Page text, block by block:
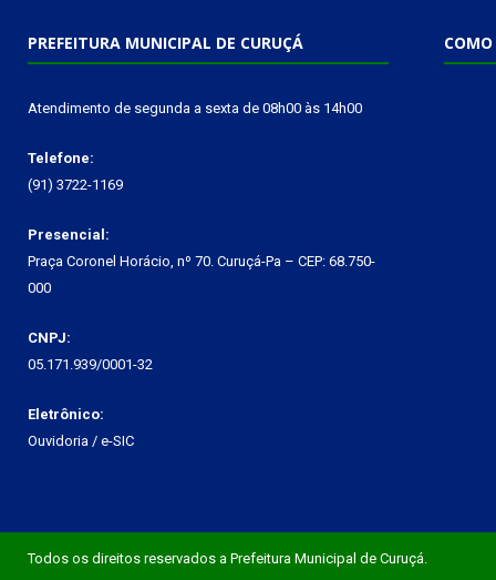
PREFEITURA MUNICIPAL DE CURUÇÁ
Atendimento de segunda a sexta de 08h00 às 14h00
Telefone:
(91) 3722-1169
Presencial:
Praça Coronel Horácio, nº 70. Curuçá-Pa – CEP: 68.750-
000
CNPJ:
05.171.939/0001-32
Eletrônico:
Ouvidoria / e-SIC
COMO
Todos os direitos reservados a Prefeitura Municipal de Curuçá.